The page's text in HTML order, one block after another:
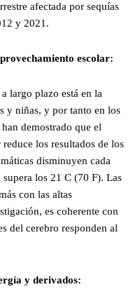
afectada por sequías
y 2021.
escolar:
largo plazo está en la
y niñas, y por tanto en los
demostrado que el
los resultados de los
disminuyen cada
los 21 C (70 F). Las
con las altas
es coherente con
del cerebro responden al
y derivados: